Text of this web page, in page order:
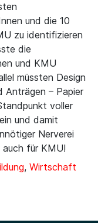
und die 10
zu identifizieren
die
und KMU
müssten Design
Anträgen – Papier
voller
und damit
Nerverei
für KMU!
, Wirtschaft